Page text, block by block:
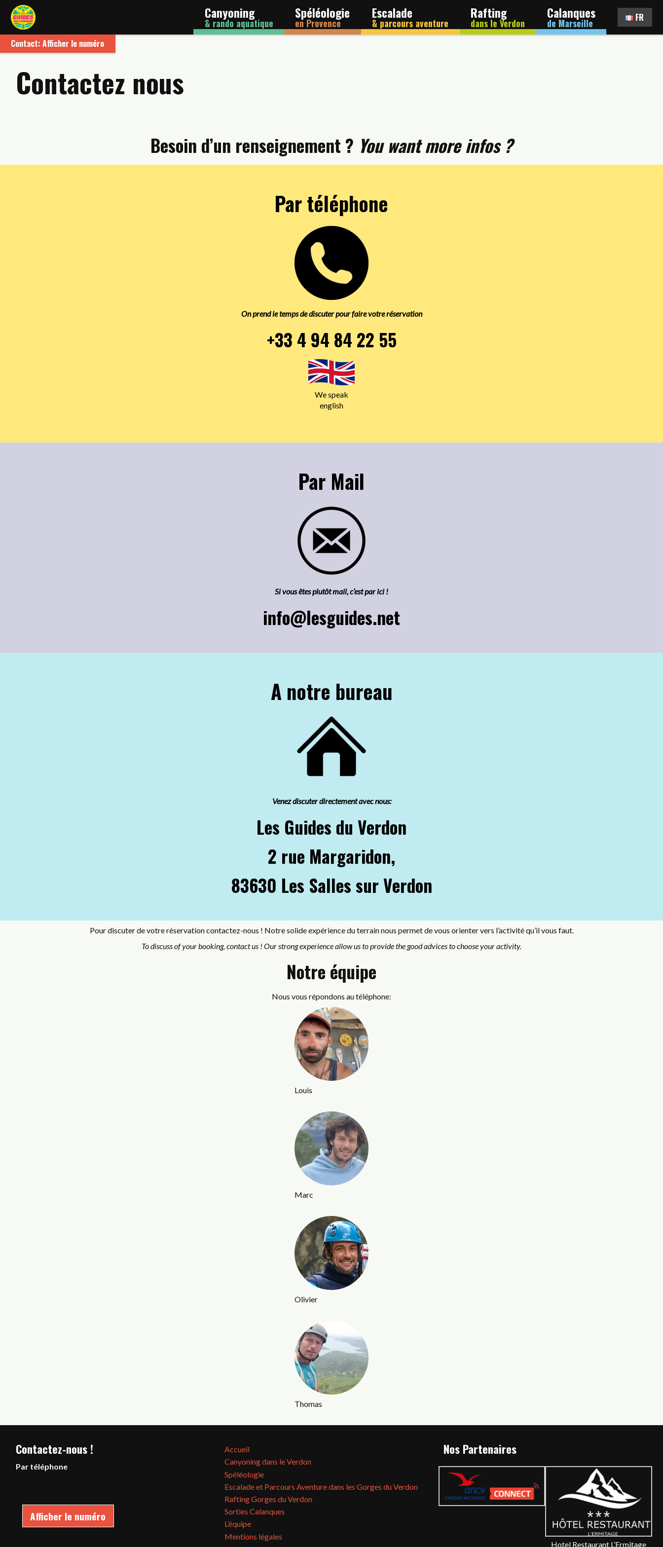
Contact: Afficher le numéro
Canyoning
& rando aquatique
Spéléologie
en Provence
Escalade
& parcours aventure
Rafting
dans le Verdon
Calanques
de Marseille FR
Contactez nous
Besoin d’un renseignement ? You want more infos ?
Par téléphone
On prend le temps de discuter pour faire votre réservation
+33 4 94 84 22 55
We speak
english
Par Mail
Si vous êtes plutôt mail, c’est par ici !
info@lesguides.net
A notre bureau
Venez discuter directement avec nous:
Les Guides du Verdon
2 rue Margaridon,
83630 Les Salles sur Verdon
Pour discuter de votre réservation contactez-nous ! Notre solide expérience du terrain nous permet de vous orienter vers l’activité qu’il vous faut.
To discuss of your booking, contact us ! Our strong experience allow us to provide the good advices to choose your activity.
Notre équipe
Nous vous répondons au téléphone:
Louis
Marc
Olivier
Thomas
Contactez-nous !
Par téléphone
Afficher le numéro
Accueil
Canyoning dans le Verdon
Spéléologie
Escalade et Parcours Aventure dans les Gorges du Verdon
Rafting Gorges du Verdon
Sorties Calanques
L’équipe
Mentions légales
Nos Partenaires
Hotel Restaurant L’Ermitage